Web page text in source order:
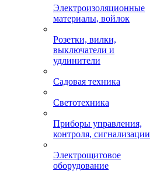
Электроизоляционные
материалы, войлок
Розетки, вилки,
выключатели и
удлинители
Садовая техника
Светотехника
Приборы управления,
контроля, сигнализации
Электрощитовое
оборудование